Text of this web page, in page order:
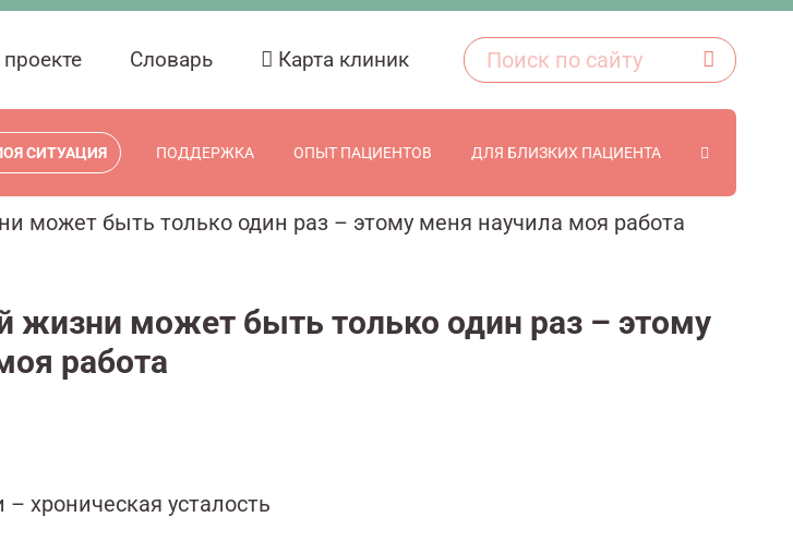
Словарь Карта клиник
СИТУАЦИЯ ПОДДЕРЖКА ОПЫТ ПАЦИЕНТОВ ДЛЯ БЛИЗКИХ ПАЦИЕНТА
может быть только один раз – этому меня научила моя работа
жизни может быть только один раз – этому
работа
хроническая усталость